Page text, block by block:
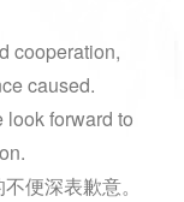
cooperation,
caused.
look forward to
便深表歉意。